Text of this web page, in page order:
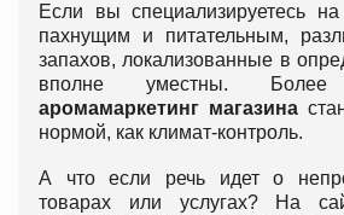
Если вы специализируетесь
пахнущим и питательным,
запахов, локализованные в
вполне уместны.
аромамаркетинг магазина
нормой, как климат-контроль.
А что если речь идет о
товарах или услугах? На